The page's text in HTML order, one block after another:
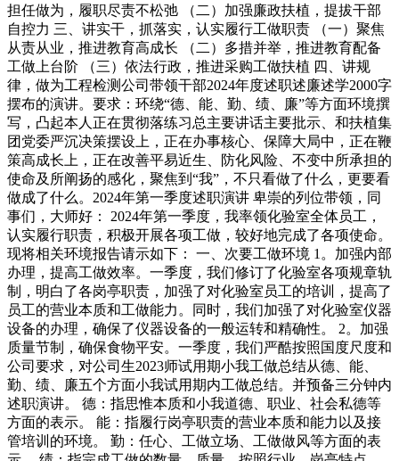
担任做为，履职尽责不松弛 （二）加强廉政扶植，提拔干部
自控力 三、讲实干，抓落实，认实履行工做职责 （一）聚焦
从责从业，推进教育高成长 （二）多措并举，推进教育配备
工做上台阶 （三）依法行政，推进采购工做扶植 四、讲规
律，做为工程检测公司带领干部2024年度述职述廉述学2000字
摆布的演讲。要求：环绕“德、能、勤、绩、廉”等方面环境撰
写，凸起本人正在贯彻落练习总主要讲话主要批示、和扶植集
团党委严沉决策摆设上，正在办事核心、保障大局中，正在鞭
策高成长上，正在改善平易近生、防化风险、不变中所承担的
使命及所阐扬的感化，聚焦到“我”，不只看做了什么，更要看
做成了什么。2024年第一季度述职演讲 卑崇的列位带领，同
事们，大师好： 2024年第一季度，我率领化验室全体员工，
认实履行职责，积极开展各项工做，较好地完成了各项使命。
现将相关环境报告请示如下： 一、次要工做环境 1。加强内部
办理，提高工做效率。一季度，我们修订了化验室各项规章轨
制，明白了各岗亭职责，加强了对化验室员工的培训，提高了
员工的营业本质和工做能力。同时，我们加强了对化验室仪器
设备的办理，确保了仪器设备的一般运转和精确性。 2。加强
质量节制，确保食物平安。一季度，我们严酷按照国度尺度和
公司要求，对公司生2023师试用期小我工做总结从德、能、
勤、绩、廉五个方面小我试用期内工做总结。并预备三分钟内
述职演讲。 德：指思惟本质和小我道德、职业、社会私德等
方面的表示。 能：指履行岗亭职责的营业本质和能力以及接
管培训的环境。 勤：任心、工做立场、工做做风等方面的表